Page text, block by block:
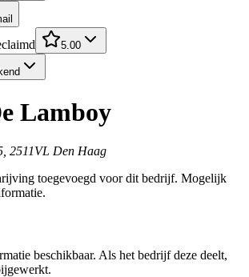
5.00
Lamboy
2511VL Den Haag
toegevoegd voor dit bedrijf. Mogelijk
beschikbaar. Als het bedrijf deze deelt,